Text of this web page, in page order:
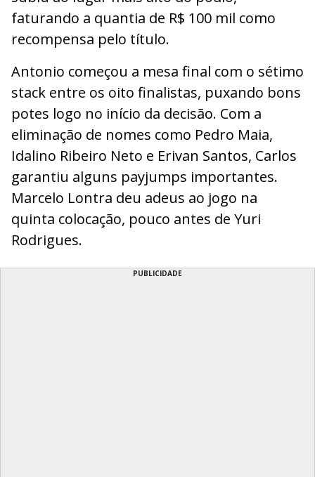
faturando a quantia de R$ 100 mil como
recompensa pelo título.
Antonio começou a mesa final com o sétimo
stack entre os oito finalistas, puxando bons
potes logo no início da decisão. Com a
eliminação de nomes como Pedro Maia,
Idalino Ribeiro Neto e Erivan Santos, Carlos
garantiu alguns payjumps importantes.
Marcelo Lontra deu adeus ao jogo na
quinta colocação, pouco antes de Yuri
Rodrigues.
PUBLICIDADE